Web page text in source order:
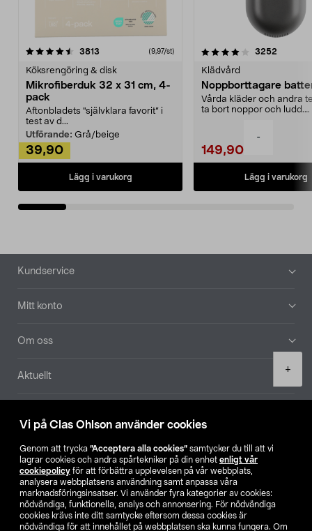
Vi på Clas Ohlson använder cookies
Genom att trycka ”Acceptera alla cookies” samtycker du till att vi
lagrar cookies och andra spårtekniker på din enhet enligt vår
cookiepolicy för att förbättra upplevelsen på vår webbplats,
analysera webbplatsens användning samt anpassa våra
marknadsföringsinsatser. Vi använder fyra kategorier av cookies:
nödvändiga, funktionella, analys och annonsering. För nödvändiga
cookies krävs inte ditt samtycke eftersom dessa cookies är
nödvändiga för att innehållet på webbplatsen ska kunna fungera. Om
-
+
3813 (9,97/st)
Köksrengöring & disk
Mikrofiberduk 32 x 31 cm, 4-
pack
Aftonbladets "självklara favorit” i
test av d...
Utförande: Grå/beige
39,90
Lägg i varukorg
4.0av 5 stjärnor 3252
Klädvård
Noppborttagare
Vårda kläder och andra
ta bort noppor och ludd.
149,90
Lägg i varukorg
4.5av 5 stjärnor
Sidfot
Kundservice
Mitt konto
Om oss
Aktuellt
Hitta butik
SE NO FI